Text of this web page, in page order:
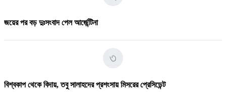
জয়ের পর বড় দুঃসংবাদ পেল আর্জেন্টিনা
৩
বিশ্বকাপ থেকে বিদায়, তবু সালাহদের প্রশংসায় মিসরের প্রেসিডেন্ট